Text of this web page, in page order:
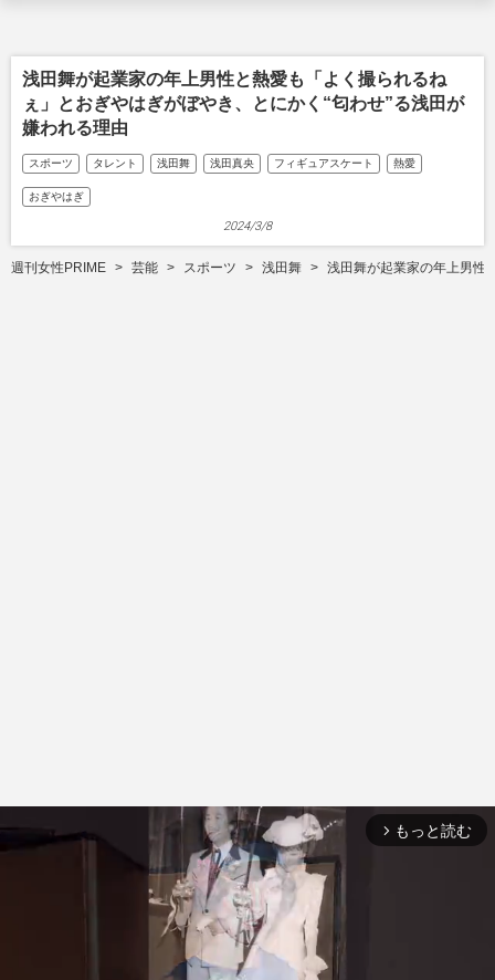
浅田舞が起業家の年上男性と熱愛も「よく撮られるね
ぇ」とおぎやはぎがぼやき、とにかく“匂わせ”る浅田が
嫌われる理由
スポーツ タレント 浅田舞 浅田真央 フィギュアスケート 熱愛
おぎやはぎ
2024/3/8
週刊女性PRIME 芸能 スポーツ 浅田舞 浅田舞が起業家の年上男性
arrow_forward_ios もっと読む